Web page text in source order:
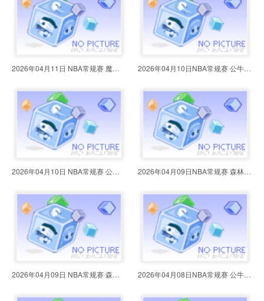
2026年04月11日 NBA常规赛 魔术vs 2026年04月10日NBA常规赛 公牛vs奇
2026年04月10日 NBA常规赛 公牛vs 2026年04月09日NBA常规赛 森林狼vs
2026年04月09日 NBA常规赛 森林狼v 2026年04月08日NBA常规赛 公牛vs奇